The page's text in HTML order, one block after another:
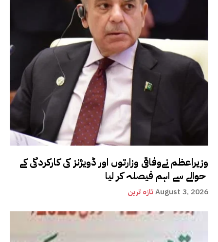
وزیراعظم نےوفاقی وزارتوں اور ڈویژنز کی کارکردگی کے
تازہ ترینAugust 3, 2026